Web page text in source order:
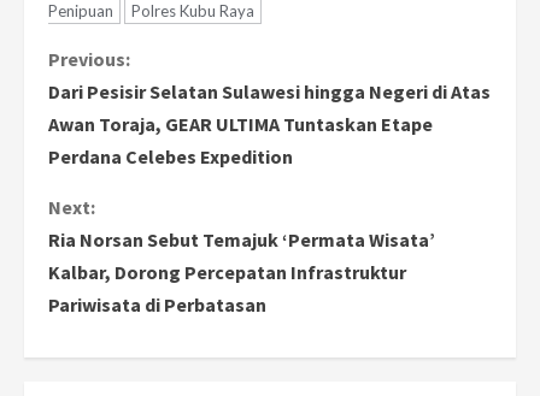
Penipuan
Polres Kubu Raya
C
o
n
t
i
n
u
Previous:
Dari Pesisir Selatan Sulawesi hingga Negeri di Atas
Awan Toraja, GEAR ULTIMA Tuntaskan Etape
Perdana Celebes Expedition
Next:
Ria Norsan Sebut Temajuk ‘Permata Wisata’
Kalbar, Dorong Percepatan Infrastruktur
Pariwisata di Perbatasan